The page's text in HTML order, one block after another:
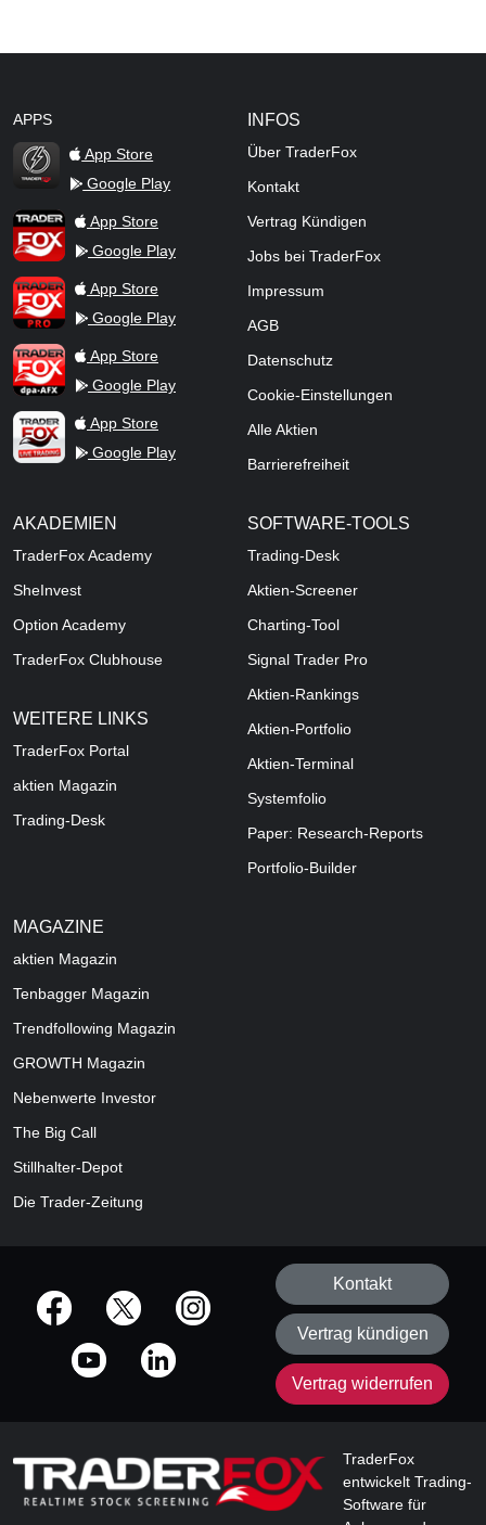
APPS
TraderFox Flash
App Store
Google Play
TraderFox AppApp Store
Google Play
TraderFox ProApp Store
Google Play
TraderFox dpa-AFX ProFeed
App Store
Google Play
TraderFox Live Trading
App Store
Google Play
INFOS
Über TraderFox
Kontakt
Vertrag Kündigen
Jobs bei TraderFox
Impressum
AGB
Datenschutz
Cookie-Einstellungen
Alle Aktien
Barrierefreiheit
AKADEMIEN
TraderFox Academy
SheInvest
Option Academy
TraderFox Clubhouse
WEITERE LINKS
TraderFox Portal
aktien Magazin
Trading-Desk
SOFTWARE-TOOLS
Trading-Desk
Aktien-Screener
Charting-Tool
Signal Trader Pro
Aktien-Rankings
Aktien-Portfolio
Aktien-Terminal
Systemfolio
Paper: Research-Reports
Portfolio-Builder
MAGAZINE
aktien Magazin
Tenbagger Magazin
Trendfollowing Magazin
GROWTH Magazin
Nebenwerte Investor
The Big Call
Stillhalter-Depot
Die Trader-Zeitung
offizielle Social Media-Accounts
Kontakt
Vertrag kündigen
Vertrag widerrufen
TraderFox
entwickelt Trading-
Software für